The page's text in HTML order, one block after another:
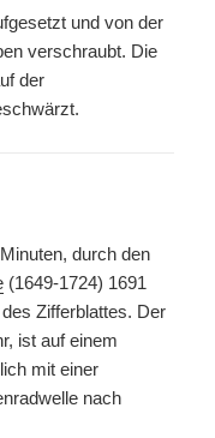
und von der
verschraubt. Die
der
durch den
(1649-1724) 1691
Zifferblattes. Der
ist auf einem
mit einer
nach